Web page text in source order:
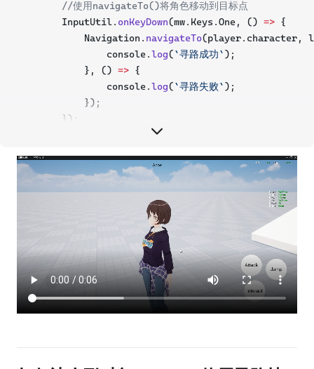
//使用navigateTo()将角色移动到目标点
        InputUtil.
onKeyDown(mw.Keys.One, () => {
            Navigation.
navigateTo(player.character,
                console.
log(`寻路成功`);
            }, ()
=> {
                console.
log(`寻路失败`);
            });
        });
        InputUtil.
onKeyDown (mw.Keys.Two, () => {
`停止角色寻路}`
stopNavigateTo